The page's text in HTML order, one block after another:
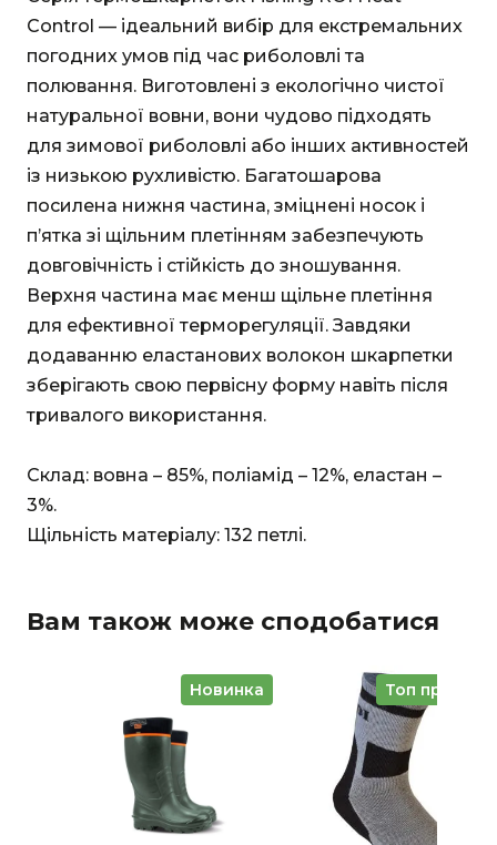
Control — ідеальний вибір для екстремальних
погодних умов під час риболовлі та
полювання. Виготовлені з екологічно чистої
натуральної вовни, вони чудово підходять
для зимової риболовлі або інших активностей
із низькою рухливістю. Багатошарова
посилена нижня частина, зміцнені носок і
п’ятка зі щільним плетінням забезпечують
довговічність і стійкість до зношування.
Верхня частина має менш щільне плетіння
для ефективної терморегуляції. Завдяки
додаванню еластанових волокон шкарпетки
зберігають свою первісну форму навіть після
тривалого використання.
Склад: вовна – 85%, поліамід – 12%, еластан –
3%.
Щільність матеріалу: 132 петлі.
Вам також може сподобатися
Новинка Топ